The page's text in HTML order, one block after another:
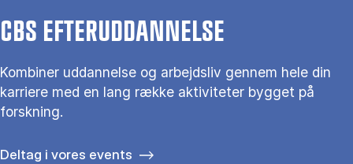
CBS EFTERUDDANNELSE
Kombiner uddannelse og arbejdsliv gennem hele din
karriere med en lang række aktiviteter bygget på
forskning.
Deltag i vores events